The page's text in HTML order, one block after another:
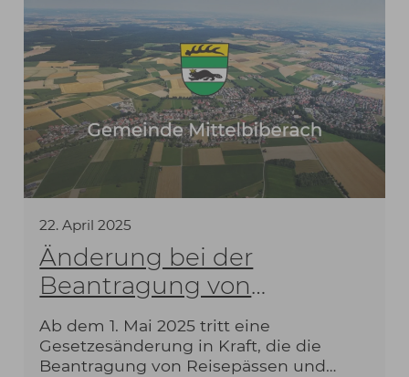
22.April 2025
Änderung bei der
Beantragung von
Ausweisdokumenten ab
dem 1. Mai 2025
Ab dem 1. Mai 2025 tritt eine
Gesetzesänderung in Kraft, die die
Beantragung von Reisepässen und